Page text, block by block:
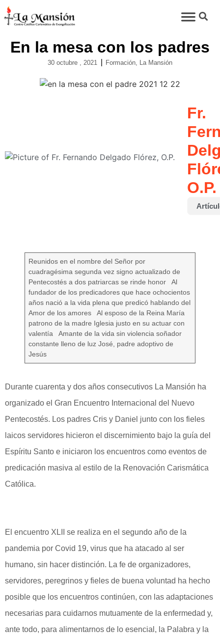
En la mesa con los padres
30 octubre , 2021 Formación, La Mansión
Reunidos en el nombre del Señor por
cuadragésima segunda vez signo actualizado de
Pentecostés a dos patriarcas se rinde honor Al
fundador de los predicadores que hace ochocientos
años nació a la vida plena que predicó hablando del
Amor de los amores Al esposo de la Reina María
patrono de la madre Iglesia justo en su actuar con
valentía Amante de la vida sin violencia soñador
constante lleno de luz José, padre adoptivo de
Jesús
Durante cuarenta y dos años consecutivos La Mansión ha
organizado el Gran Encuentro Internacional del Nuevo
Pentecostés. Los padres Cris y Daniel junto con los fieles
laicos servidores hicieron el discernimiento bajo la guía del
Espíritu Santo e iniciaron los encuentros como eventos de
predicación masiva al estilo de la Renovación Carismática
Católica.
El encuentro XLII se realiza en el segundo año de la
pandemia por Covid 19, virus que ha atacado al ser
humano, sin hacer distinción. La fe de organizadores,
servidores, peregrinos y fieles de buena voluntad ha hecho
posible que los encuentros continúen, con las adaptaciones
necesarias para cuidarnos mutuamente de la enfermedad y,
ante todo, para alimentarnos de lo esencial, la Palabra y la
Fr.
O.P.